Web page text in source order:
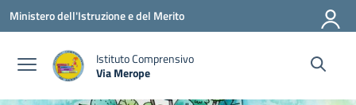
Vai ai contenuti
Vai al menu di navigazione
Vai al footer
Ministero dell'Istruzione e del Merito
Istituto Comprensivo
Via Merope